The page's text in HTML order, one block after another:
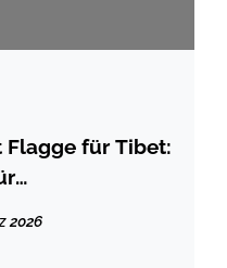
Flagge für Tibet:
2026